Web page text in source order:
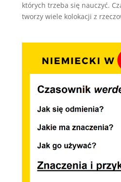
których trzeba się nauczyć.
tworzy wiele kolokacji z